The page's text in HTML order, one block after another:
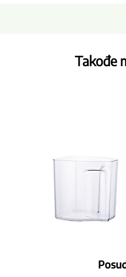
Takođe